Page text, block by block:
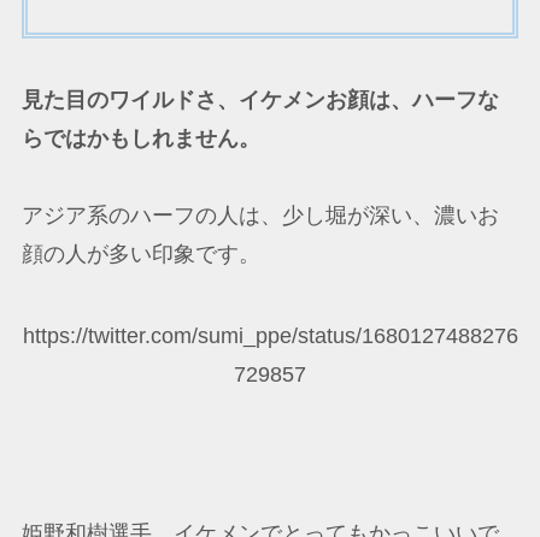
見た目のワイルドさ、イケメンお顔は、ハーフな
らではかもしれません。
アジア系のハーフの人は、少し堀が深い、濃いお
顔の人が多い印象です。
https://twitter.com/sumi_ppe/status/1680127488276
729857